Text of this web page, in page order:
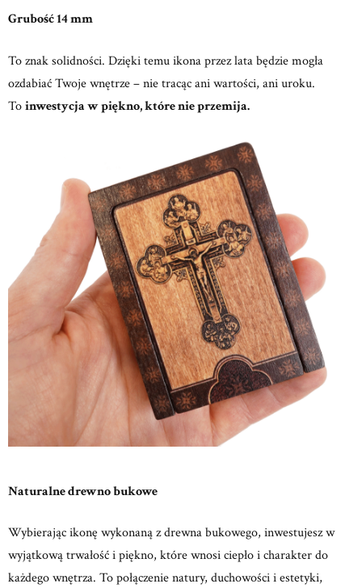
Grubość 14 mm
To znak solidności. Dzięki temu ikona przez lata będzie mogła
ozdabiać Twoje wnętrze – nie tracąc ani wartości, ani uroku.
To inwestycja w piękno, które nie przemija.
Naturalne drewno bukowe
Wybierając ikonę wykonaną z drewna bukowego, inwestujesz w
wyjątkową trwałość i piękno, które wnosi ciepło i charakter do
każdego wnętrza. To połączenie natury, duchowości i estetyki,